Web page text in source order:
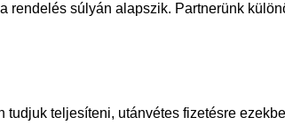
súlyán alapszik. Partnerünk
teljesíteni, utánvétes fizetésre